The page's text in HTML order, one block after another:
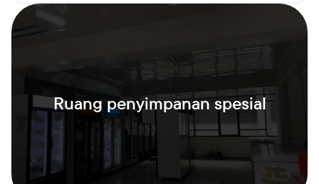
Ruang penyimpanan spesial